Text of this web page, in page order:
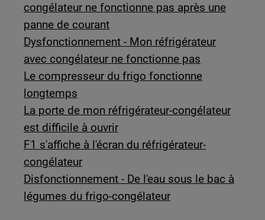
congélateur ne fonctionne pas après une
panne de courant
Dysfonctionnement - Mon réfrigérateur
avec congélateur ne fonctionne pas
Le compresseur du frigo fonctionne
longtemps
La porte de mon réfrigérateur-congélateur
est difficile à ouvrir
F1 s'affiche à l'écran du réfrigérateur-
congélateur
Disfonctionnement - De l'eau sous le bac à
légumes du frigo-congélateur